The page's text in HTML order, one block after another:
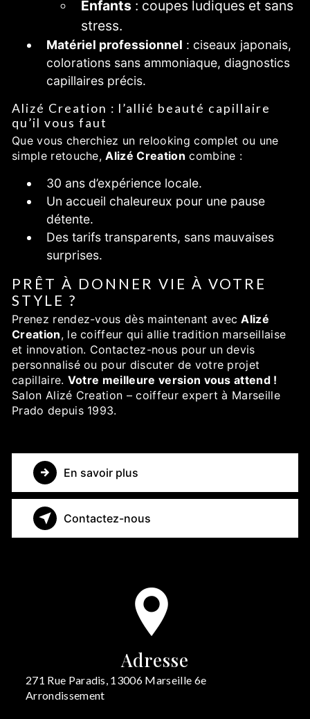
Enfants : coupes ludiques et sans
stress.
Matériel professionnel : ciseaux japonais,
colorations sans ammoniaque, diagnostics
capillaires précis.
Alizé Creation : l’allié beauté capillaire
qu’il vous faut
Que vous cherchiez un relooking complet ou une
simple retouche,Alizé Creation combine :
30 ans d’expérience locale.
Un accueil chaleureux pour une pause
détente.
Des tarifs transparents, sans mauvaises
surprises.
PRÊT À DONNER VIE À VOTRE
STYLE ?
Prenez rendez-vous dès maintenant avecAlizé
Creation, le coiffeur qui allie tradition marseillaise
et innovation. Contactez-nous pour un devis
personnalisé ou pour discuter de votre projet
capillaire. Votre meilleure version vous attend !
Salon Alizé Creation – coiffeur expert à Marseille
Prado depuis 1993.
En savoir plus
Contactez-nous
Adresse
271 Rue Paradis, 13006 Marseille 6e
Arrondissement